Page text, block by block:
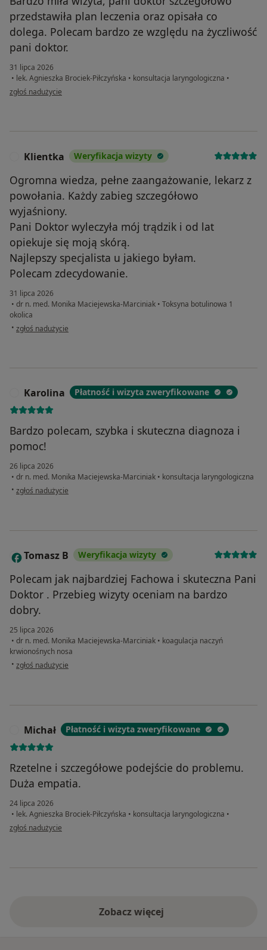
przedstawiła plan leczenia oraz opisała co
dolega. Polecam bardzo ze względu na życzliwość
pani doktor.
31 lipca 2026
• lek. Agnieszka Brociek-Piłczyńska • konsultacja laryngologiczna •
w opinii użytkownika B
zgłoś nadużycie
Klientka Weryfikacja wizyty
Ogromna wiedza, pełne zaangażowanie, lekarz z
powołania. Każdy zabieg szczegółowo
wyjaśniony.
Pani Doktor wyleczyła mój trądzik i od lat
opiekuje się moją skórą.
Najlepszy specjalista u jakiego byłam.
Polecam zdecydowanie.
31 lipca 2026
• dr n. med. Monika Maciejewska-Marciniak • Toksyna botulinowa 1
okolica
• w opinii użytkownika Klientka
zgłoś nadużycie
Karolina Płatność i wizyta zweryfikowane
Bardzo polecam, szybka i skuteczna diagnoza i
pomoc!
26 lipca 2026
• dr n. med. Monika Maciejewska-Marciniak • konsultacja laryngologiczna
• w opinii użytkownika Karolina
zgłoś nadużycie
T Tomasz B Weryfikacja wizyty
Polecam jak najbardziej Fachowa i skuteczna Pani
Doktor . Przebieg wizyty oceniam na bardzo
dobry.
25 lipca 2026
• dr n. med. Monika Maciejewska-Marciniak • koagulacja naczyń
krwionośnych nosa
• w opinii użytkownika Tomasz B
zgłoś nadużycie
Michał Płatność i wizyta zweryfikowane
Rzetelne i szczegółowe podejście do problemu.
Duża empatia.
24 lipca 2026
• lek. Agnieszka Brociek-Piłczyńska • konsultacja laryngologiczna •
w opinii użytkownika Michał
zgłoś nadużycie
Zobacz więcej